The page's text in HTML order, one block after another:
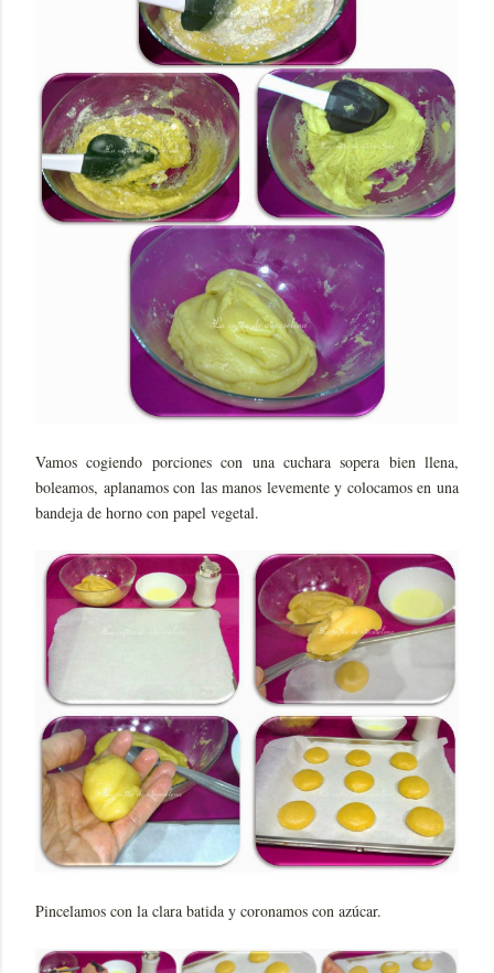
Vamos cogiendo porciones con una cuchara sopera bien llena,
boleamos, aplanamos con las manos levemente y colocamos en una
bandeja de horno con papel vegetal.
Pincelamos con la clara batida y coronamos con azúcar.